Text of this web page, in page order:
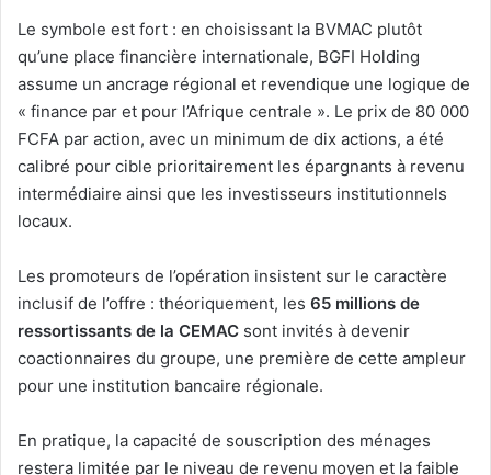
Le symbole est fort : en choisissant la BVMAC plutôt
qu’une place financière internationale, BGFI Holding
assume un ancrage régional et revendique une logique de
« finance par et pour l’Afrique centrale ». Le prix de 80 000
FCFA par action, avec un minimum de dix actions, a été
calibré pour cible prioritairement les épargnants à revenu
intermédiaire ainsi que les investisseurs institutionnels
locaux.
Les promoteurs de l’opération insistent sur le caractère
inclusif de l’offre : théoriquement, les 65 millions de
ressortissants de la CEMAC sont invités à devenir
coactionnaires du groupe, une première de cette ampleur
pour une institution bancaire régionale.
En pratique, la capacité de souscription des ménages
restera limitée par le niveau de revenu moyen et la faible